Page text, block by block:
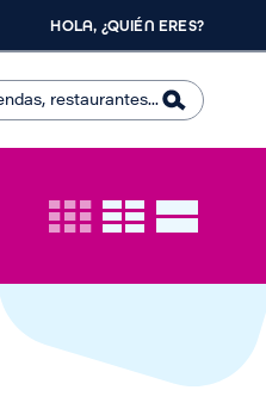
HOLA, ¿QUIÉN ERES?